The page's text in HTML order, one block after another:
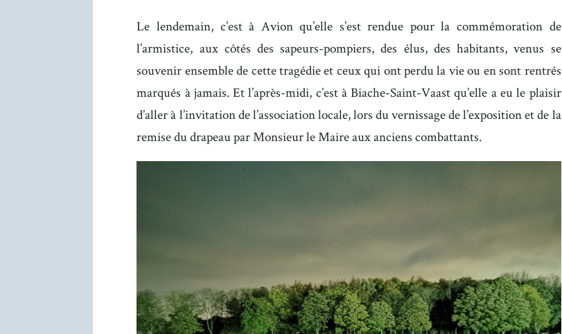
Le lendemain, c’est à Avion qu’elle s’est rendue pour la commémoration de
l’armistice, aux côtés des sapeurs-pompiers, des élus, des habitants, venus se
souvenir ensemble de cette tragédie et ceux qui ont perdu la vie ou en sont rentrés
marqués à jamais. Et l’après-midi, c’est à Biache-Saint-Vaast qu’elle a eu le plaisir
d’aller à l’invitation de l’association locale, lors du vernissage de l’exposition et de la
remise du drapeau par Monsieur le Maire aux anciens combattants.